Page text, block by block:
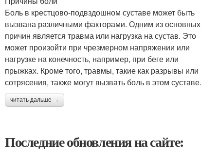
Боль в крестцово-подвздошном суставе может быть
вызвана различными факторами. Одним из основных
причин является травма или нагрузка на сустав. Это
может произойти при чрезмерном напряжении или
нагрузке на конечность, например, при беге или
прыжках. Кроме того, травмы, такие как разрывы или
сотрясения, также могут вызвать боль в этом суставе.
читать дальше →
Последние обновления на сайте: